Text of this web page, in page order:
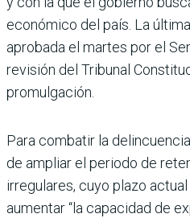
económico del país. La
aprobada el martes por el
revisión del Tribunal
promulgación.
Para combatir la
de ampliar el periodo de
irregulares, cuyo plazo
aumentar “la capacidad de